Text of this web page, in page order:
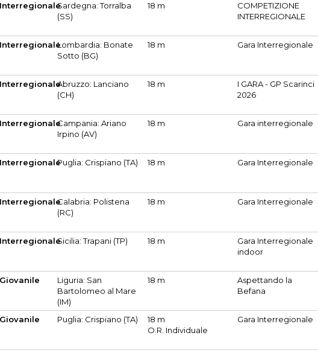
InterregionaleSardegna: Torralba
(SS)
18 m
COMPETIZIONE
INTERREGIONALE
InterregionaleLombardia: Bonate
Sotto (BG)
18 m Gara Interregionale
InterregionaleAbruzzo: Lanciano
(CH)
18 m
I GARA - GP Scarinci
2026
InterregionaleCampania: Ariano
Irpino (AV)
18 m Gara interregionale
InterregionalePuglia: Crispiano (TA) 18 m Gara Interregionale
InterregionaleCalabria: Polistena
(RC)
18 m Gara Interregionale
InterregionaleSicilia: Trapani (TP) 18 m
Gara Interregionale
indoor
Giovanile
Liguria: San
Bartolomeo al Mare
(IM)
18 m
Aspettando la
Befana
Giovanile Puglia: Crispiano (TA)
18 m
O.R. Individuale
Gara Interregionale